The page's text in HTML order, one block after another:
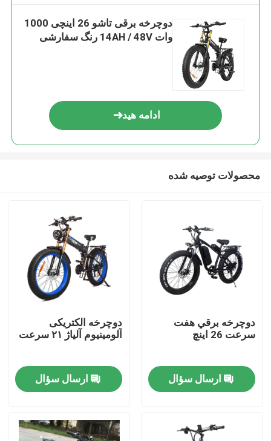
دوچرخه برقی تاشو 26 اینچی 1000
وات 14AH / 48V رنگ سفارشی
ادامه هید
محصولات توصیه شده
دوچرخه برقي هفت
سرعت 26 اينچ
ارسال سؤال
دوچرخه الکتریکی
آلومینیوم آلیاژ ۲۱ سرعت
ارسال سؤال